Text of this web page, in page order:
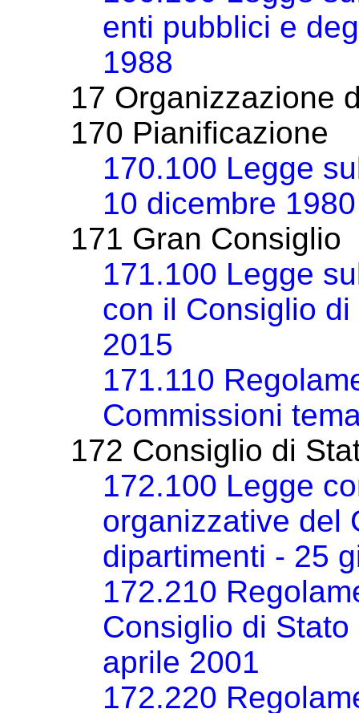
enti pubblici e
1988
17 Organizzazione
170 Pianificazione
170.100 Legge
10 dicembre 1980
171 Gran Consiglio
171.100 Legge
con il Consiglio
2015
171.110
Commissioni
172 Consiglio di
172.100 Legge
organizzative del
dipartimenti - 25
172.210
Consiglio di Stato
aprile 2001
172.220